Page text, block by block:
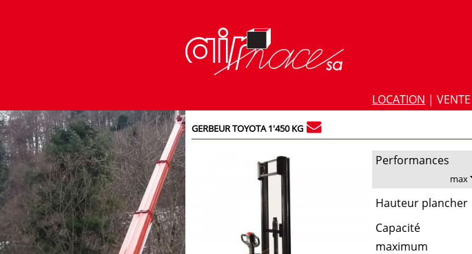
LOCATION |VENTE
GERBEUR TOYOTA 1'450 KG
Performances
max
Hauteur plancher
Capacité
maximum